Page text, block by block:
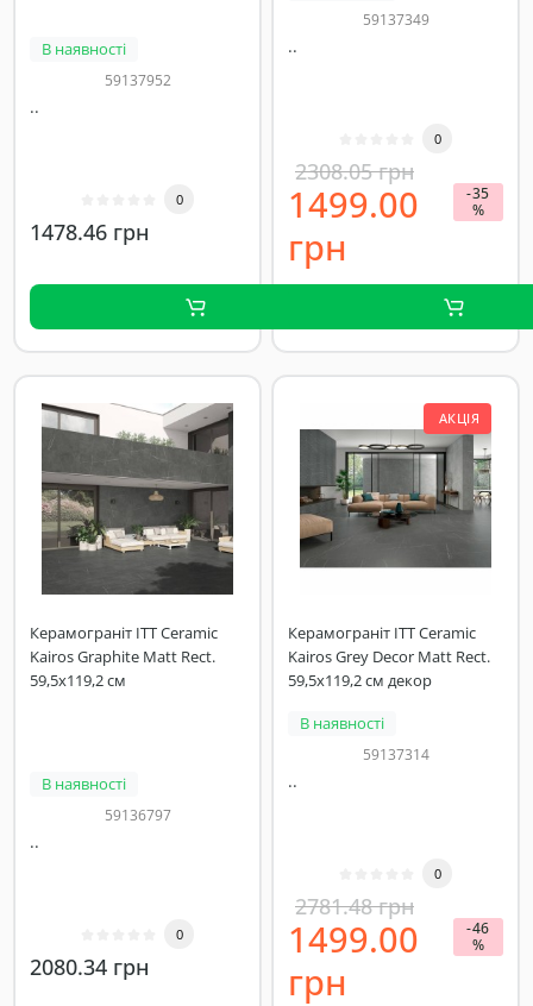
В наявності
59137952
..
0
1478.46 грн
59137349
..
0
2308.05 грн
-35
%
1499.00
грн
Керамограніт ITT Ceramic
Kairos Graphite Matt Rect.
59,5х119,2 см
В наявності
59136797
..
0
2080.34 грн
АКЦІЯ
Керамограніт ITT Ceramic
Kairos Grey Decor Matt Rect.
59,5х119,2 см декор
В наявності
59137314
..
0
2781.48 грн
-46
%
1499.00
грн